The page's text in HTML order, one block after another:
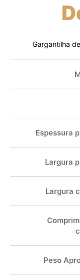
Gargantilha
Espessura
Largura
Largura
Peso